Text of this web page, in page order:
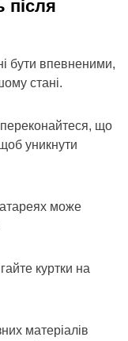
після
бути впевненими,
стані.
що
уникнути
може
куртки на
матеріалів